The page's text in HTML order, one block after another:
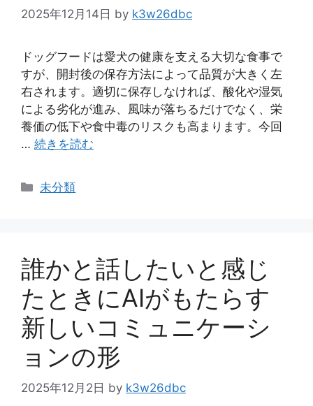
2025年12月14日 by k3w26dbc
ドッグフードは愛犬の健康を支える大切な食事で
すが、開封後の保存方法によって品質が大きく左
右されます。適切に保存しなければ、酸化や湿気
による劣化が進み、風味が落ちるだけでなく、栄
養価の低下や食中毒のリスクも高まります。今回
… 続きを読む
カ
未分類
誰かと話したいと感じ
たときにAIがもたらす
新しいコミュニケーシ
ョンの形
2025年12月2日 by k3w26dbc